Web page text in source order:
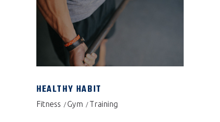
HEALTHY HABIT
Fitness Gym Training